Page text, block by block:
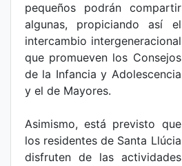
pequeños podrán compartir
algunas, propiciando así el
intercambio intergeneracional
que promueven los Consejos
de la Infancia y Adolescencia
y el de Mayores.
Asimismo, está previsto que
los residentes de Santa Llúcia
disfruten de las actividades